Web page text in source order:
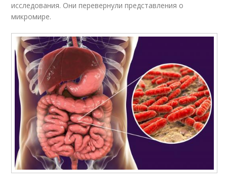
исследования. Они перевернули представления о
микромире.